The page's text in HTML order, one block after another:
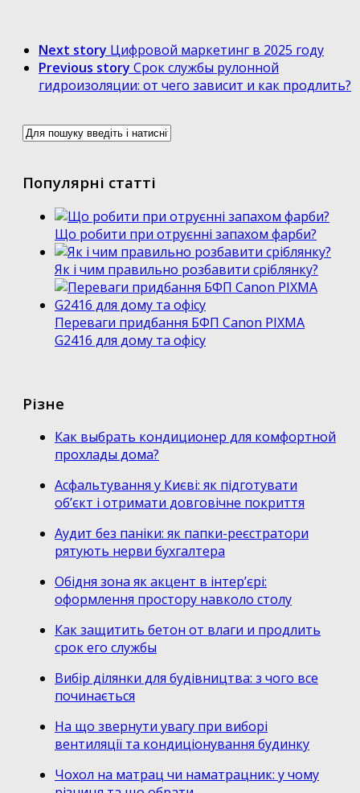
Next story Цифровой маркетинг в 2025 году
Previous story Срок службы рулонной
гидроизоляции: от чего зависит и как продлить?
Популярні статті
Що робити при отруєнні запахом фарби?
Як і чим правильно розбавити сріблянку?
Переваги придбання БФП Canon PIXMA
G2416 для дому та офісу
Різне
Как выбрать кондиционер для комфортной
прохлады дома?
Асфальтування у Києві: як підготувати
об’єкт і отримати довговічне покриття
Аудит без паніки: як папки-реєстратори
рятують нерви бухгалтера
Обідня зона як акцент в інтер’єрі:
оформлення простору навколо столу
Как защитить бетон от влаги и продлить
срок его службы
Вибір ділянки для будівництва: з чого все
починається
На що звернути увагу при виборі
вентиляції та кондиціонування будинку
Чохол на матрац чи наматрацник: у чому